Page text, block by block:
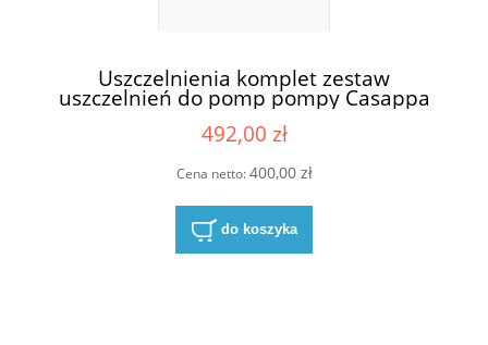
Uszczelnienia komplet zestaw
uszczelnień do pomp pompy Casappa
KP30-84E4-S/D
492,00 zł
Cena netto:400,00 zł
do koszyka